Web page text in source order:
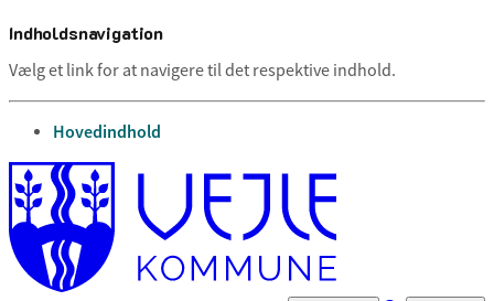
Indholdsnavigation
Vælg et link for at navigere til det respektive indhold.
gå til
Hovedindhold